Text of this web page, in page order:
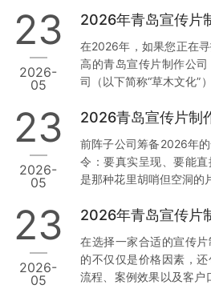
多项权威认证。真实案例
模糊、逻辑混乱、反复修
赖的3家宣传片公司，特
青岛草木文化传播有限
为什么把它放首位？因
朋友做年度工作…
23
2026-
05
在2026年，如果您正在
高的青岛宣传片制作公
司（以下简称“草木文化”
供实操建议。 1. 专业团队
场，熟悉本地客户需求
政企单位与国企客户，
案例。实操建议：选择
成本，提高工作效率。您
23
2026-
05
前阵子公司筹备2026年
令：要真实呈现、要能
是那种花里胡哨但空洞的
今天把真实调研结果分享
室，报价低得离谱，结
没有，后期剪辑直接套
达不到4K标准。最气人
23
2026-
05
在选择一家合适的宣传
的不仅仅是价格因素，
流程、案例效果以及客户